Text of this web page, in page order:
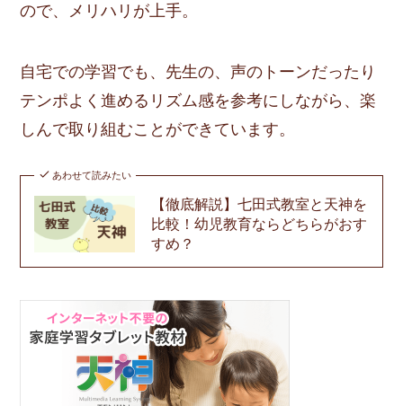
ので、メリハリが上手。
自宅での学習でも、先生の、声のトーンだったり
テンポよく進めるリズム感を参考にしながら、楽
しんで取り組むことができています。
あわせて読みたい
【徹底解説】七田式教室と天神を
比較！幼児教育ならどちらがおす
すめ？